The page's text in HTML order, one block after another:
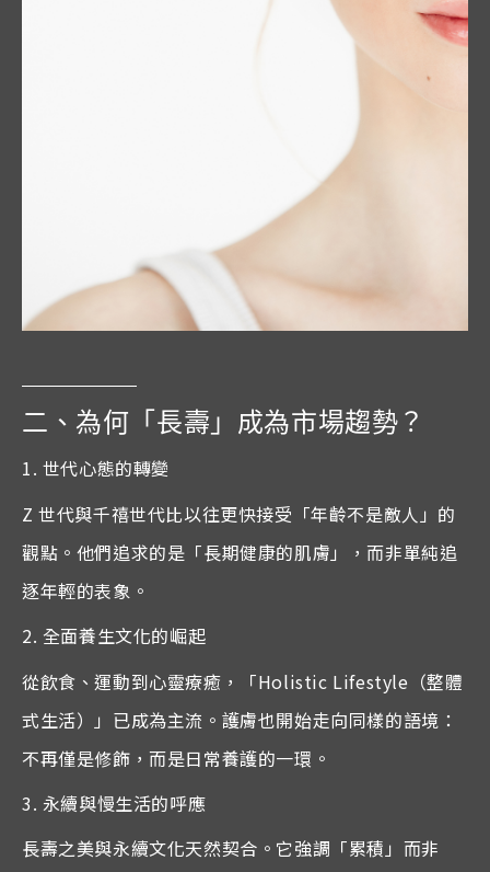
二、為何「長壽」成為市場趨勢？
1. 世代心態的轉變
Z世代與千禧世代比以往更快接受「年齡不是敵人」的
觀點。他們追求的是「長期健康的肌膚」，而非單純追
逐年輕的表象。
2. 全面養生文化的崛起
從飲食、運動到心靈療癒，「Holistic Lifestyle （整體
式生活）」已成為主流。護膚也開始走向同樣的語境：
不再僅是修飾，而是日常養護的一環。
3. 永續與慢生活的呼應
長壽之美與永續文化天然契合。它強調「累積」而非